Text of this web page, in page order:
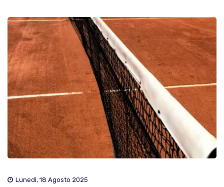
Lunedì, 18 Agosto 2025